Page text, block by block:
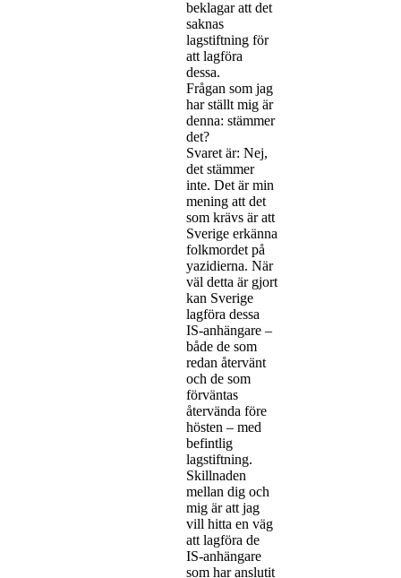
beklagar att det
saknas
lagstiftning för
att lagföra
dessa.
Frågan som jag
har ställt mig är
denna: stämmer
det?
Svaret är: Nej,
det stämmer
inte. Det är min
mening att det
som krävs är att
Sverige erkänna
folkmordet på
yazidierna. När
väl detta är gjort
kan Sverige
lagföra dessa
IS-anhängare –
både de som
redan återvänt
och de som
förväntas
återvända före
hösten – med
befintlig
lagstiftning.
Skillnaden
mellan dig och
mig är att jag
vill hitta en väg
att lagföra de
IS-anhängare
som har anslutit